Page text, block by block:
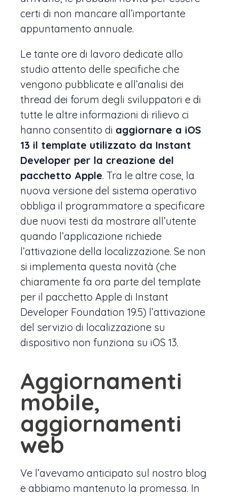
certi di non mancare all’importante
appuntamento annuale.
Le tante ore di lavoro dedicate allo
studio attento delle specifiche che
vengono pubblicate e all’analisi dei
thread dei forum degli sviluppatori e di
tutte le altre informazioni di rilievo ci
hanno consentito di aggiornare a iOS
13 il template utilizzato da Instant
Developer per la creazione del
pacchetto Apple. Tra le altre cose, la
nuova versione del sistema operativo
obbliga il programmatore a specificare
due nuovi testi da mostrare all’utente
quando l’applicazione richiede
l’attivazione della localizzazione. Se non
si implementa questa novità (che
chiaramente fa ora parte del template
per il pacchetto Apple di Instant
Developer Foundation 19.5) l’attivazione
del servizio di localizzazione su
dispositivo non funziona su iOS 13.
Aggiornamenti
mobile,
aggiornamenti
web
Ve l’avevamo anticipato sul nostro blog
e abbiamo mantenuto la promessa. In